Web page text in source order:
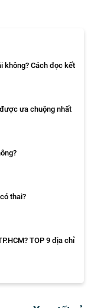
không? Cách đọc kết
ưa chuộng nhất
thai?
TOP 9 địa chỉ